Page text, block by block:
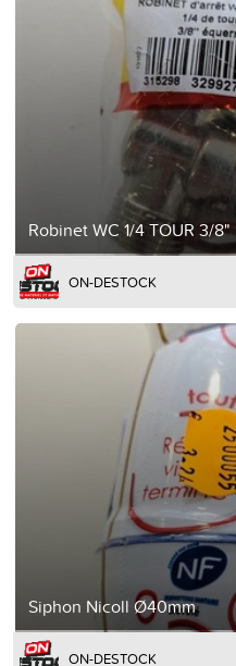
Robinet WC 1/4 TOUR 3/8"
ON-DESTOCK
Siphon Nicoll Ø40mm
ON-DESTOCK